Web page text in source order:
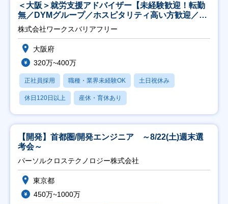
＜大阪＞就労支援アドバイザー【未経験歓迎！転勤
無／DYMグループ／ホスピタリティ高い方歓迎／土
日祝】
株式会社ワークスバリアフリー
大阪府
320万~400万
正社員採用 職種・業界未経験OK 土日祝休み
休日120日以上 産休・育休あり
【開発】首都圏/開発エンジニア ～8/22(土)週末選
考会～
パーソルクロステクノロジー株式会社
東京都
450万~1000万